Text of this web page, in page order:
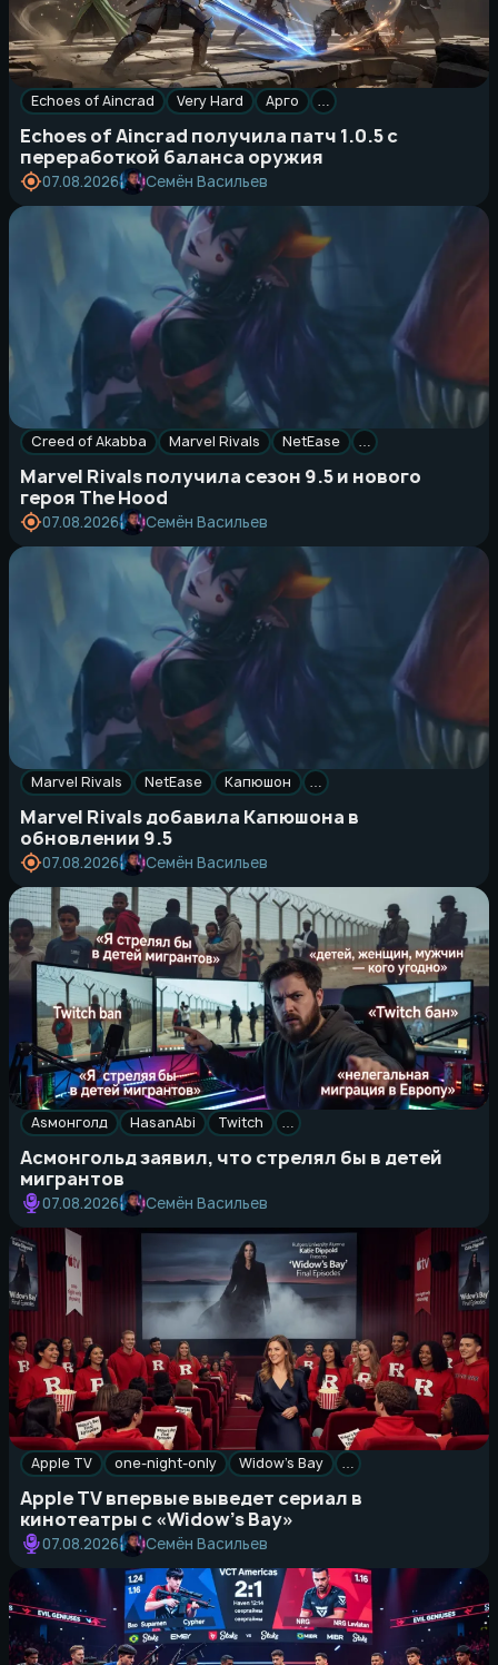
Echoes of Aincrad Very Hard Арго …
Echoes of Aincrad получила патч 1.0.5 с
переработкой баланса оружия
07.08.2026 Семён Васильев
Creed of Akabba Marvel Rivals NetEase …
Marvel Rivals получила сезон 9.5 и нового
героя The Hood
07.08.2026 Семён Васильев
Marvel Rivals NetEase Капюшон …
Marvel Rivals добавила Капюшона в
обновлении 9.5
07.08.2026 Семён Васильев
Asмонголд HasanAbi Twitch …
Асмонгольд заявил, что стрелял бы в детей
мигрантов
07.08.2026 Семён Васильев
Apple TV one-night-only Widow’s Bay …
Apple TV впервые выведет сериал в
кинотеатры с «Widow’s Bay»
07.08.2026 Семён Васильев